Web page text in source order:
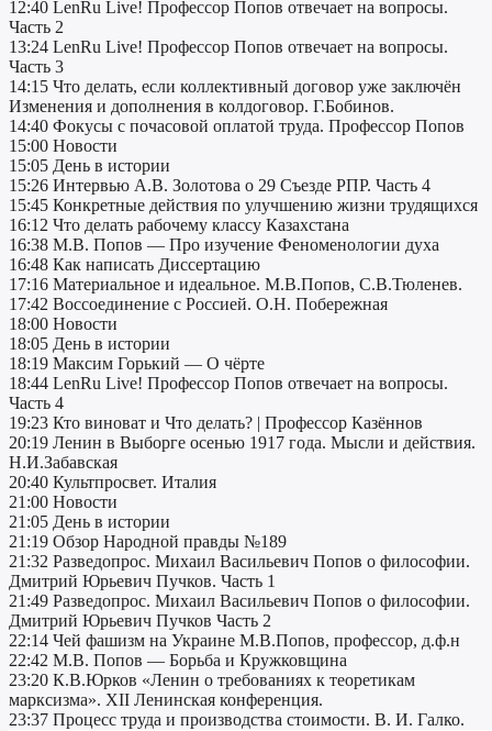
12:40 LenRu Live! Профессор Попов отвечает на вопросы.
Часть 2
13:24 LenRu Live! Профессор Попов отвечает на вопросы.
Часть 3
14:15 Что делать, если коллективный договор уже заключён
Изменения и дополнения в колдоговор. Г.Бобинов.
14:40 Фокусы с почасовой оплатой труда. Профессор Попов
15:00 Новости
15:05 День в истории
15:26 Интервью А.В. Золотова о 29 Съезде РПР. Часть 4
15:45 Конкретные действия по улучшению жизни трудящихся
16:12 Что делать рабочему классу Казахстана
16:38 М.В. Попов — Про изучение Феноменологии духа
16:48 Как написать Диссертацию
17:16 Материальное и идеальное. М.В.Попов, С.В.Тюленев.
17:42 Воссоединение с Россией. О.Н. Побережная
18:00 Новости
18:05 День в истории
18:19 Максим Горький — О чёрте
18:44 LenRu Live! Профессор Попов отвечает на вопросы.
Часть 4
19:23 Кто виноват и Что делать? | Профессор Казённов
20:19 Ленин в Выборге осенью 1917 года. Мысли и действия.
Н.И.Забавская
20:40 Культпросвет. Италия
21:00 Новости
21:05 День в истории
21:19 Обзор Народной правды №189
21:32 Разведопрос. Михаил Васильевич Попов о философии.
Дмитрий Юрьевич Пучков. Часть 1
21:49 Разведопрос. Михаил Васильевич Попов о философии.
Дмитрий Юрьевич Пучков Часть 2
22:14 Чей фашизм на Украине М.В.Попов, профессор, д.ф.н
22:42 М.В. Попов — Борьба и Кружковщина
23:20 К.В.Юрков «Ленин о требованиях к теоретикам
марксизма». XII Ленинская конференция.
23:37 Процесс труда и производства стоимости. В. И. Галко.